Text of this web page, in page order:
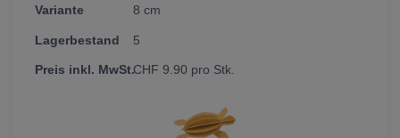
8 cm
5
CHF 9.90 pro Stk.